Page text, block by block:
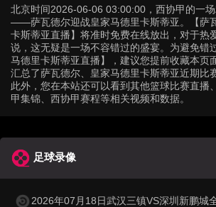
北京时间2026-06-06 03:00:00，西协甲的一
——萨瓦德尔迎战皇家马德里卡斯蒂亚。【萨
卡斯蒂亚直播】将准时免费在线放出，对于热
说，这无疑是一场不容错过的盛宴。为避免错
马德里卡斯蒂亚直播】，建议您提前收藏本页
汇总了萨瓦德尔、皇家马德里卡斯蒂亚近期比
此外，您在本站还可以看到其他篮球比赛直播
甲集锦、西协甲赛程等相关视频和数据。
足球录像
2026年07月18日武汉三镇VS深圳新鹏城全场比